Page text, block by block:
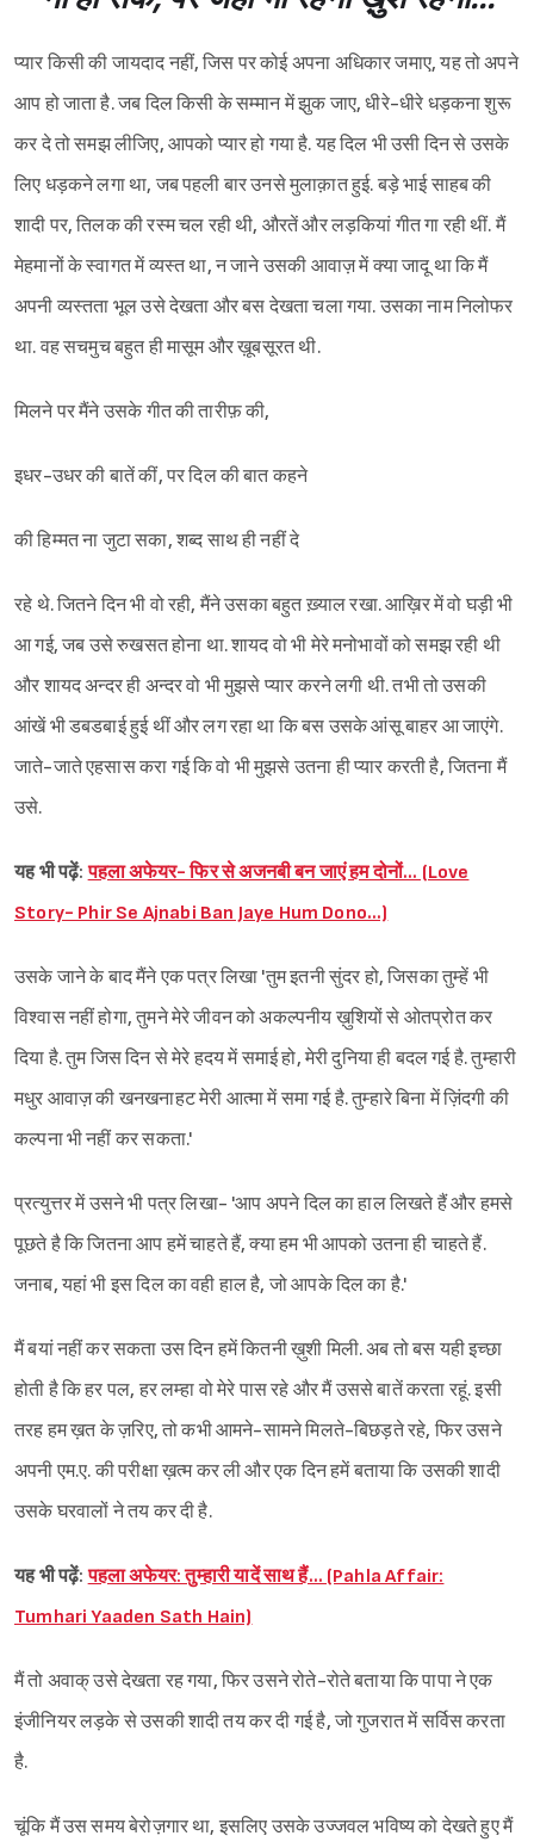
प्यार किसी की जायदाद नहीं, जिस पर कोई अपना अधिकार जमाए, यह तो अपने
आप हो जाता है. जब दिल किसी के सम्मान में झुक जाए, धीरे-धीरे धड़कना शुरू
कर दे तो समझ लीजिए, आपको प्यार हो गया है. यह दिल भी उसी दिन से उसके
लिए धड़कने लगा था, जब पहली बार उनसे मुलाक़ात हुई. बड़े भाई साहब की
शादी पर, तिलक की रस्म चल रही थी, औरतें और लड़कियां गीत गा रही थीं. मैं
मेहमानों के स्वागत में व्यस्त था, न जाने उसकी आवाज़ में क्या जादू था कि मैं
अपनी व्यस्तता भूल उसे देखता और बस देखता चला गया. उसका नाम निलोफर
था. वह सचमुच बहुत ही मासूम और ख़ूबसूरत थी.
मिलने पर मैंने उसके गीत की तारीफ़ की,
इधर-उधर की बातें कीं, पर दिल की बात कहने
की हिम्मत ना जुटा सका, शब्द साथ ही नहीं दे
रहे थे. जितने दिन भी वो रही, मैंने उसका बहुत ख़्याल रखा. आख़िर में वो घड़ी भी
आ गई, जब उसे रुखसत होना था. शायद वो भी मेरे मनोभावों को समझ रही थी
और शायद अन्दर ही अन्दर वो भी मुझसे प्यार करने लगी थी. तभी तो उसकी
आंखें भी डबडबाई हुई थीं और लग रहा था कि बस उसके आंसू बाहर आ जाएंगे.
जाते-जाते एहसास करा गई कि वो भी मुझसे उतना ही प्यार करती है, जितना मैं
उसे.
यह भी पढ़ें:पहला अफेयर- फिर से अजनबी बन जाएं हम दोनों… (Love
Story- Phir Se Ajnabi Ban Jaye Hum Dono…)
उसके जाने के बाद मैंने एक पत्र लिखा 'तुम इतनी सुंदर हो, जिसका तुम्हें भी
विश्वास नहीं होगा, तुमने मेरे जीवन को अकल्पनीय ख़ुशियों से ओतप्रोत कर
दिया है. तुम जिस दिन से मेरे हदय में समाई हो, मेरी दुनिया ही बदल गई है. तुम्हारी
मधुर आवाज़ की खनखनाहट मेरी आत्मा में समा गई है. तुम्हारे बिना में ज़िंदगी की
कल्पना भी नहीं कर सकता.'
प्रत्युत्तर में उसने भी पत्र लिखा- 'आप अपने दिल का हाल लिखते हैं और हमसे
पूछते है कि जितना आप हमें चाहते हैं, क्या हम भी आपको उतना ही चाहते हैं.
जनाब, यहां भी इस दिल का वही हाल है, जो आपके दिल का है.'
मैं बयां नहीं कर सकता उस दिन हमें कितनी ख़ुशी‌ मिली. अब तो बस यही इच्छा
होती है कि हर पल, हर लम्हा वो मेरे पास रहे और मैं उससे बातें करता रहूं. इसी
तरह हम ख़त के ज़रिए, तो कभी आमने-सामने मिलते-बिछड़ते रहे, फिर उसने
अपनी एम.ए. की परीक्षा ख़त्म कर ली और एक दिन हमें बताया कि उसकी शादी
उसके घरवालों ने तय कर दी है.
यह भी पढ़ें:पहला अफेयर: तुम्हारी यादें साथ हैं… (Pahla Affair:
Tumhari Yaaden Sath Hain)
मैं तो अवाक् उसे देखता रह गया, फिर उसने रोते-रोते बताया कि पापा ने एक
इंजीनियर लड़के से उसकी शादी तय कर दी गई है, जो गुजरात में सर्विस करता
है.
चूंकि मैं उस समय बेरोज़गार था, इसलिए उसके उज्जवल भविष्य को देखते हुए मैं